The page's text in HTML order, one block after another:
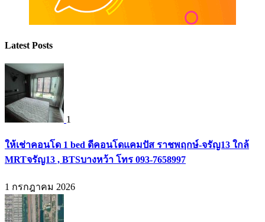
Latest Posts
1
ให้เช่าคอนโด 1 bed ดีคอนโดแคมปัส ราชพฤกษ์-จรัญ13 ใกล้
MRTจรัญ13 , BTSบางหว้า โทร 093-7658997
1 กรกฎาคม 2026